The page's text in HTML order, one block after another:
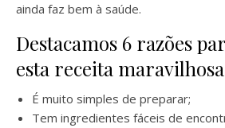
ainda faz bem à saúde.
Destacamos 6 razões
esta receita
É muito simples de preparar;
Tem ingredientes fáceis de